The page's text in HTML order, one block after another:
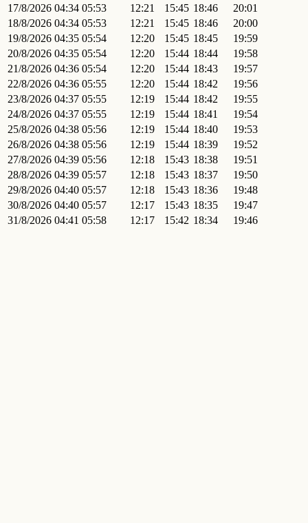
17/8/2026 04:34 05:53 12:21 15:45 18:46
20:01
18/8/2026 04:34 05:53 12:21 15:45 18:46
20:00
19/8/2026 04:35 05:54 12:20 15:45 18:45
19:59
20/8/2026 04:35 05:54 12:20 15:44 18:44
19:58
21/8/2026 04:36 05:54 12:20 15:44 18:43
19:57
22/8/2026 04:36 05:55 12:20 15:44 18:42
19:56
23/8/2026 04:37 05:55 12:19 15:44 18:42
19:55
24/8/2026 04:37 05:55 12:19 15:44 18:41
19:54
25/8/2026 04:38 05:56 12:19 15:44 18:40
19:53
26/8/2026 04:38 05:56 12:19 15:44 18:39
19:52
27/8/2026 04:39 05:56 12:18 15:43 18:38
19:51
28/8/2026 04:39 05:57 12:18 15:43 18:37
19:50
29/8/2026 04:40 05:57 12:18 15:43 18:36
19:48
30/8/2026 04:40 05:57 12:17 15:43 18:35
19:47
31/8/2026 04:41 05:58 12:17 15:42 18:34 19:46